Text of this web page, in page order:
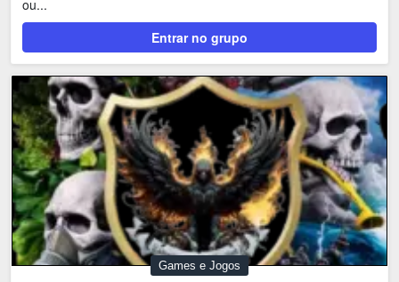
ou...
Entrar no grupo
Games e Jogos